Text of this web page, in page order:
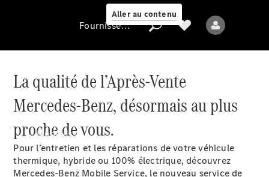
Aller au contenu
Protection des
données
Modèles
Fournisseur / Protection des données
La qualité de l’Après-Vente
Mercedes-Benz, désormais au plus
proche de vous.
Pour l’entretien et les réparations de votre véhicule
thermique, hybride ou 100% électrique, découvrez
Mercedes-Benz Mobile Service, le nouveau service de